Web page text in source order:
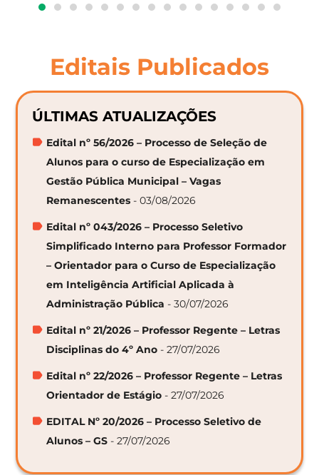
Editais Publicados
ÚLTIMAS ATUALIZAÇÕES
Edital nº 56/2026 – Processo de Seleção de
Alunos para o curso de Especialização em
Gestão Pública Municipal – Vagas
Remanescentes - 03/08/2026
Edital nº 043/2026 – Processo Seletivo
Simplificado Interno para Professor Formador
– Orientador para o Curso de Especialização
em Inteligência Artificial Aplicada à
Administração Pública - 30/07/2026
Edital nº 21/2026 – Professor Regente – Letras
Disciplinas do 4º Ano - 27/07/2026
Edital nº 22/2026 – Professor Regente – Letras
Orientador de Estágio - 27/07/2026
EDITAL Nº 20/2026 – Processo Seletivo de
Alunos – GS - 27/07/2026